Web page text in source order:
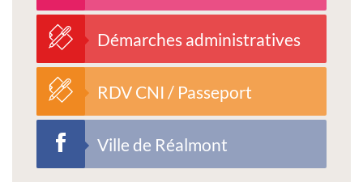
Démarches administratives
RDV CNI / Passeport
Ville de Réalmont